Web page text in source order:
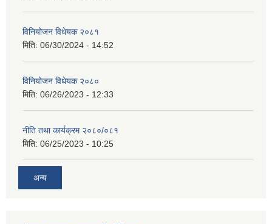
विनियोजन विधेयक २०८१
मिति: 06/30/2024 - 14:52
विनियोजन विधेयक २०८०
मिति: 06/26/2023 - 12:33
नीति तथा कार्यक्रम २०८०/०८१
मिति: 06/25/2023 - 10:25
अन्य